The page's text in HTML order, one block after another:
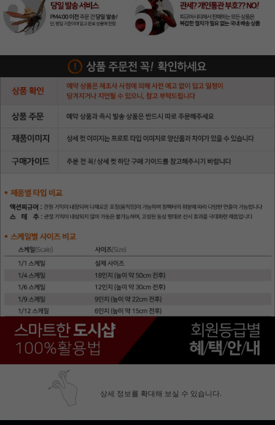
상세 정보를 확대해 보실 수 있습니다.